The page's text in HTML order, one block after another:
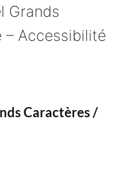
Caractères /